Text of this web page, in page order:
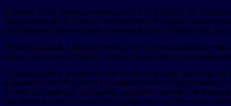
В рамках более широкой инициативы Blockchain4Youth
образования для молодежи по всему миру. Благодаря таким
Encyclopedia, программа уже привлекла более 15 000
Blockchain4Youth Learning Hub сочетает структурированное
оценку, получат сертификат, подписанный директором по
Этот сертификат задуман не просто как подтверждение
возможностей. Обладатели сертификатов смогут
ключевому элементу программы, который соединяет
контактам и каналам нетворкинга, формируя прямую связь